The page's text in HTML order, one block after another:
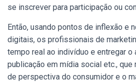
se inscrever para participação ou
Então, usando pontos de inflexão e
digitais, os profissionais de
tempo real ao indivíduo e entregar o
publicação em mídia social etc., que
de perspectiva do consumidor e o